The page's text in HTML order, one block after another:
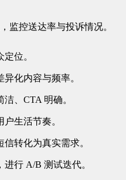
监控送达率与投诉情况。
位。
化内容与频率。
、CTA 明确。
生活节奏。
转化为真实需求。
行 A/B 测试迭代。